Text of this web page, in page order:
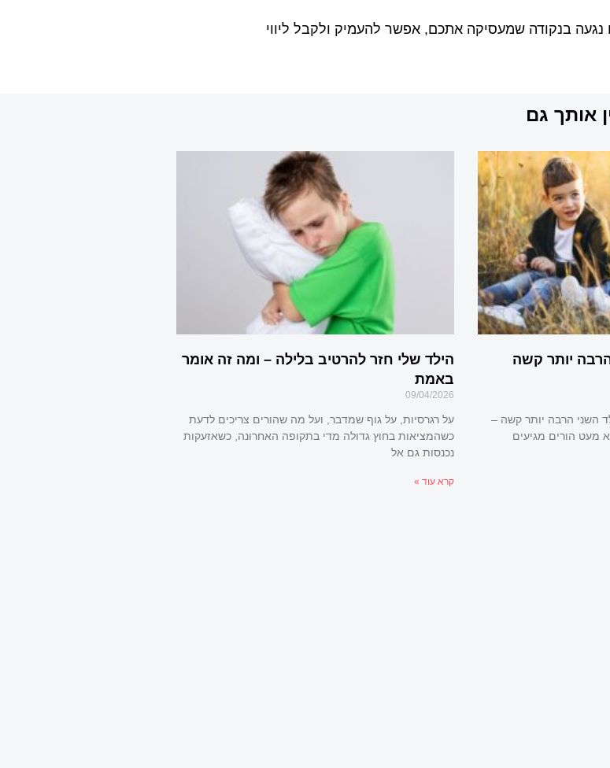
בנקודה שמעסיקה אתכם, אפשר להעמיק ולקבל ליווי
אותך גם
יותר קשה
השני הרבה יותר קשה –
הורים מגיעים
הילד שלי חזר להרטיב בלילה – ומה זה אומר
באמת
09/04/2026
על רגרסיות, על גוף שמדבר, ועל מה שהורים צריכים לדעת
כשהמציאות בחוץ גדולה מדי בתקופה האחרונה, כשאזעקות
נכנסות גם אל
קרא עוד »